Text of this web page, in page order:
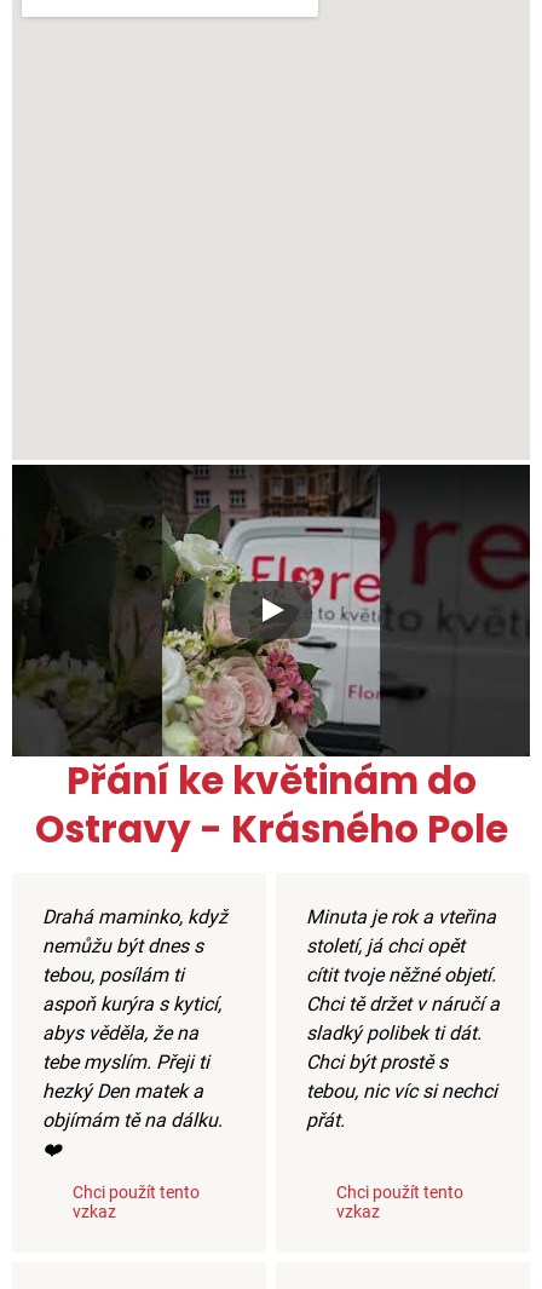
Xxx
Přání ke květinám do
Ostravy - Krásného Pole
Drahá maminko, když
nemůžu být dnes s
tebou, posílám ti
aspoň kurýra s kyticí,
abys věděla, že na
tebe myslím. Přeji ti
hezký Den matek a
objímám tě na dálku.
❤️
Chci použít tento
vzkaz
Minuta je rok a vteřina
století, já chci opět
cítit tvoje něžné objetí.
Chci tě držet v náručí a
sladký polibek ti dát.
Chci být prostě s
tebou, nic víc si nechci
přát.
Chci použít tento
vzkaz